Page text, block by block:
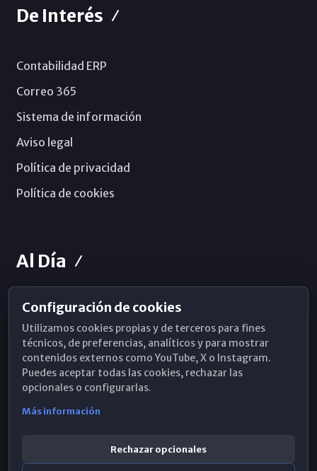
De Interés
Contabilidad ERP
Correo 365
Sistema de información
Aviso legal
Política de privacidad
Política de cookies
Al Día
Horarios de Misa
Hemeroteca
WhatsApp
Configuración de cookies
Utilizamos cookies propias y de terceros para fines
técnicos, de preferencias, analíticos y para mostrar
contenidos externos como YouTube, X o Instagram.
Puedes aceptar todas las cookies, rechazar las
opcionales o configurarlas.
Más información
Rechazar opcionales